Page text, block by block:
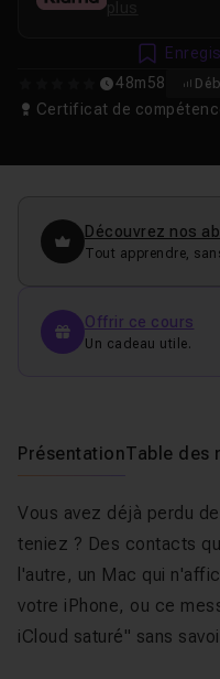
48m58
Certificat de
plus
Découvrez nos
Tout apprendre,
Offrir ce cours
Un cadeau utile.
PrésentationTable des
Vous avez déjà perdu
teniez ? Des contacts
l'autre, un Mac qui
votre iPhone, ou ce
iCloud saturé" sans